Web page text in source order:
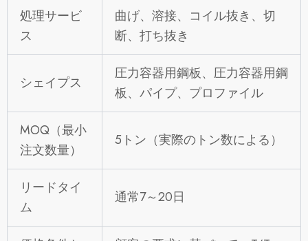
処理サービ
ス
曲げ、溶接、コイル抜き、切
断、打ち抜き
シェイプス
圧力容器用鋼板、圧力容器用鋼
板、パイプ、プロファイル
MOQ（最小
注文数量）
5トン（実際のトン数による）
リードタイ
ム
通常7～20日